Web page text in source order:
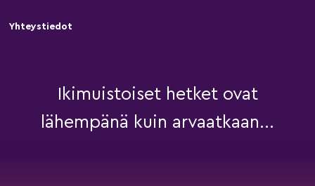
Yhteystiedot
Ikimuistoiset hetket ovat
lähempänä kuin arvaatkaan...